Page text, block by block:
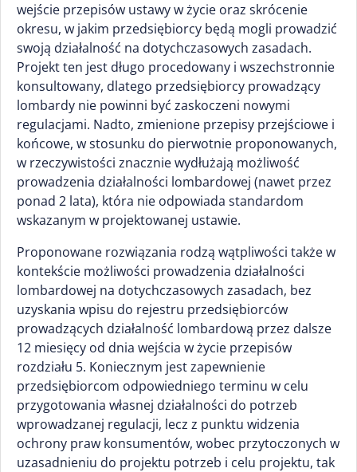
wejście przepisów ustawy w życie oraz skrócenie
okresu, w jakim przedsiębiorcy będą mogli prowadzić
swoją działalność na dotychczasowych zasadach.
Projekt ten jest długo procedowany i wszechstronnie
konsultowany, dlatego przedsiębiorcy prowadzący
lombardy nie powinni być zaskoczeni nowymi
regulacjami. Nadto, zmienione przepisy przejściowe i
końcowe, w stosunku do pierwotnie proponowanych,
w rzeczywistości znacznie wydłużają możliwość
prowadzenia działalności lombardowej (nawet przez
ponad 2 lata), która nie odpowiada standardom
wskazanym w projektowanej ustawie.
Proponowane rozwiązania rodzą wątpliwości także w
kontekście możliwości prowadzenia działalności
lombardowej na dotychczasowych zasadach, bez
uzyskania wpisu do rejestru przedsiębiorców
prowadzących działalność lombardową przez dalsze
12 miesięcy od dnia wejścia w życie przepisów
rozdziału 5. Koniecznym jest zapewnienie
przedsiębiorcom odpowiedniego terminu w celu
przygotowania własnej działalności do potrzeb
wprowadzanej regulacji, lecz z punktu widzenia
ochrony praw konsumentów, wobec przytoczonych w
uzasadnieniu do projektu potrzeb i celu projektu, tak